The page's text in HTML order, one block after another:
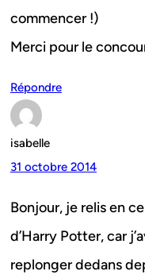
commencer !)
Merci pour le
Répondre
isabelle
31 octobre 2014
Bonjour, je relis en
d’Harry Potter, car
replonger dedans